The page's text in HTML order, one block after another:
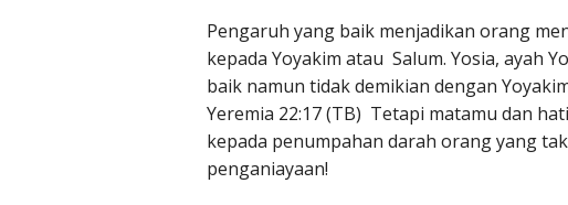
Pengaruh yang baik menjadikan orang
kepada Yoyakim atau Salum. Yosia, ayah
baik namun tidak demikian dengan
Yeremia 22:17 (TB) Tetapi matamu dan
kepada penumpahan darah orang yang
penganiayaan!